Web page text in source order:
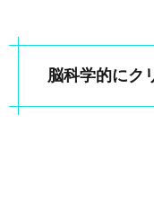
脳科学的にク